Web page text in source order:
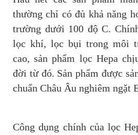
thường chỉ có đủ khả năng
trường dưới 100 độ C.
lọc khí, lọc bụi trong môi
cao, sản phẩm lọc Hepa
đời từ đó. Sản phẩm được
chuẩn Châu Âu nghiêm ngặt
Công dụng chính của lọc